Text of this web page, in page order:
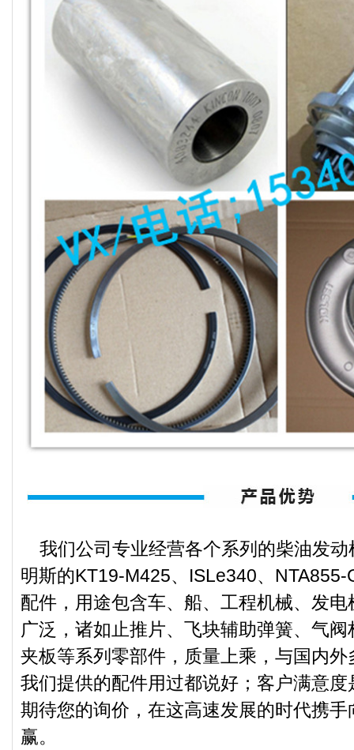
我们公司专业经营各个系列的柴油发动
明斯的KT19-M425、ISLe340、
配件，用途包含车、船、工程机械、发
广泛，诸如止推片、飞块辅助弹簧、气
夹板等系列零部件，质量上乘，与国内
我们提供的配件用过都说好；客户满意
期待您的询价，在这高速发展的时代携
赢。